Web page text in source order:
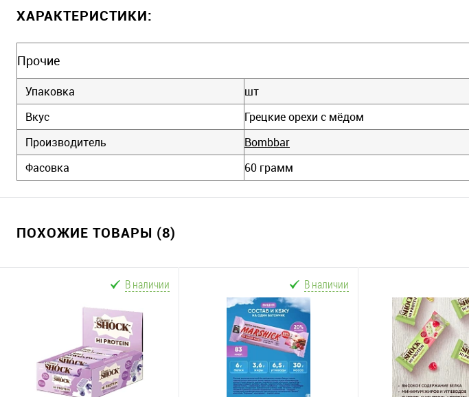
ХАРАКТЕРИСТИКИ:
Прочие
Упаковка
шт
Вкус
Грецкие орехи с мёдом
Производитель
Bombbar
Фасовка
60 грамм
ПОХОЖИЕ ТОВАРЫ (8)
В наличии В наличии